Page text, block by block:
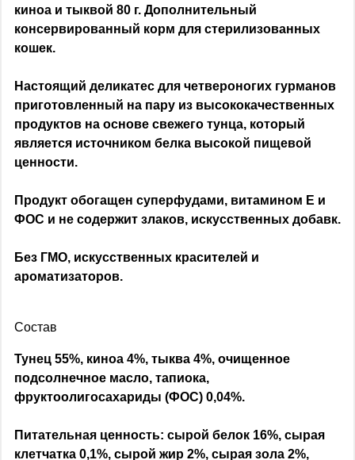
киноа и тыквой 80 г. Дополнительный
консервированный корм для стерилизованных
кошек.
Настоящий деликатес для четвероногих гурманов
приготовленный на пару из высококачественных
продуктов на основе свежего тунца, который
является источником белка высокой пищевой
ценности.
Продукт обогащен суперфудами, витамином Е и
ФОС и не содержит злаков, искусственных добавк.
Без ГМО, искусственных красителей и
ароматизаторов.
Состав
Тунец 55%, киноа 4%, тыква 4%, очищенное
подсолнечное масло, тапиока,
фруктоолигосахариды (ФОС) 0,04%.
Питательная ценность: сырой белок 16%, сырая
клетчатка 0,1%, сырой жир 2%, сырая зола 2%,